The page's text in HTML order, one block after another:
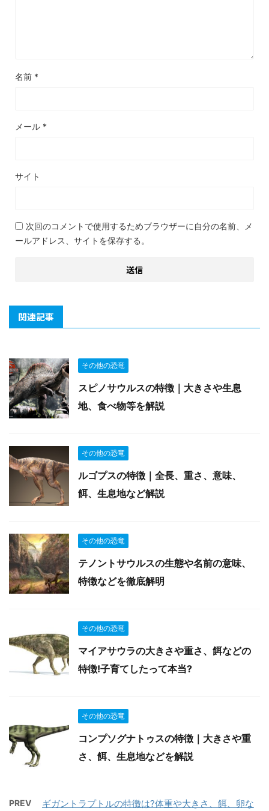
名前 *
メール *
サイト
次回のコメントで使用するためブラウザーに自分の名前、メ
ールアドレス、サイトを保存する。
関連記事
その他の恐竜
スピノサウルスの特徴｜大きさや生息
地、食べ物等を解説
その他の恐竜
ルゴプスの特徴｜全長、重さ、意味、
餌、生息地など解説
その他の恐竜
テノントサウルスの生態や名前の意味、
特徴などを徹底解明
その他の恐竜
マイアサウラの大きさや重さ、餌などの
特徴!子育てしたって本当?
その他の恐竜
コンプソグナトゥスの特徴｜大きさや重
さ、餌、生息地などを解説
PREV ギガントラプトルの特徴は?体重や大きさ、餌、卵な